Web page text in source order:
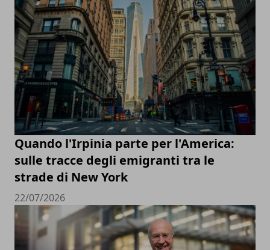
Quando l'Irpinia parte per l'America:
sulle tracce degli emigranti tra le
strade di New York
22/07/2026